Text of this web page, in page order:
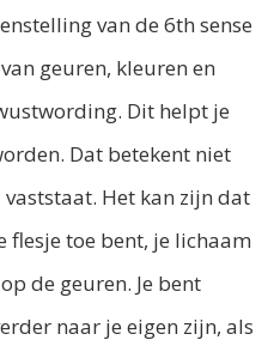
van de 6th sense
geuren, kleuren en
Dit helpt je
Dat betekent niet
Het kan zijn dat
flesje toe bent, je lichaam
de geuren. Je bent
naar je eigen zijn, als